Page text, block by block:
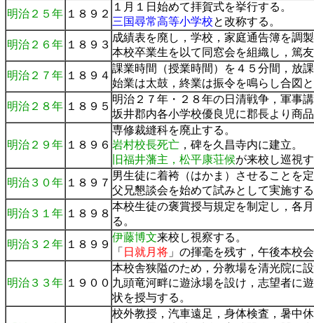
明治２５年 １８９２
１月１日始めて拝賀式を挙行する。
三国尋常高等小学校と改称する。
明治２６年 １８９３
成績表を廃し，学校，家庭通告簿を調
本校卒業生を以て同窓会を組織し，篤
明治２７年 １８９４
課業時間（授業時間）を４５分間，放
始業は太鼓，終業は振令を鳴らし合図
明治２８年 １８９５
明治２７年・２８年の日清戦争，軍事
坂井郡内各小学校優良児に郡長より商
明治２９年 １８９６
専修裁縫科を廃止する。
岩村校長死亡，碑を久昌寺内に建立。
旧福井藩主，松平康荘候が来校し巡視
明治３０年 １８９７
男生徒に着袴（はかま）させることを
父兄懇談会を始めて試みとして実施す
明治３１年 １８９８
本校生徒の褒賞授与規定を制定し，各
る。
明治３２年 １８９９
伊藤博文来校し視察する。
「 日就月将」の揮毫を残す，午後本校
明治３３年 １９００
本校舎狭隘のため，分教場を清光院に
九頭竜河畔に遊泳場を設け，志望者に
状を授与する。
校外教授，汽車遠足，身体検査，暑中